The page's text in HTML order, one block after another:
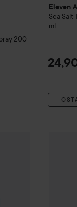
200
Eleven
Sea Salt
ml